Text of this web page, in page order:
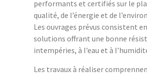
performants et certifiés sur le
qualité, de l’énergie et de
Les ouvrages prévus consistent
solutions offrant une bonne
intempéries, à l’eau et à
Les travaux à réaliser